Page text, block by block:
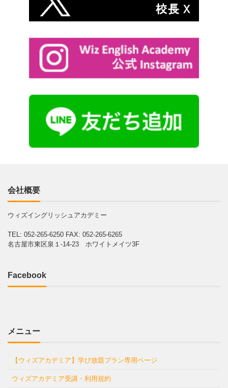
会社概要
ウィズイングリッシュアカデミー
TEL: 052-265-6250 FAX: 052-265-6265
名古屋市東区泉１-14-23 ホワイトメイツ3F
Facebook
メニュー
【ウィズアカデミア】学び放題プラン専用ページ
ウィズアカデミア受講・利用規約